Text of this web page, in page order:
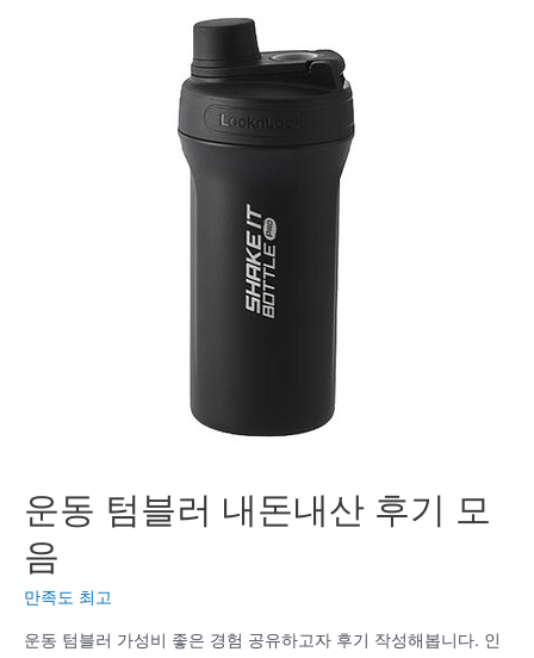
운동 텀블러 내돈내산 후기 모
음
만족도 최고
운동 텀블러 가성비 좋은 경험 공유하고자 후기 작성해봅니다. 인